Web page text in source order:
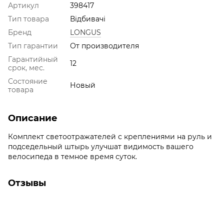
Артикул
398417
Тип товара
Відбивачі
Бренд
LONGUS
Тип гарантии
От производителя
Гарантийный
срок, мес.
12
Состояние
товара
Новый
Описание
Комплект светоотражателей с креплениями на руль и
подседельный штырь улучшат видимость вашего
велосипеда в темное время суток.
Отзывы